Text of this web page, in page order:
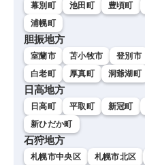
幕別町 池田町 豊頃町
浦幌町
胆振地方
室蘭市 苫小牧市 登別市
白老町
厚真町 洞爺湖町
日高地方
日高町 平取町 新冠町
新ひだか町
石狩地方
札幌市中央区 札幌市北区